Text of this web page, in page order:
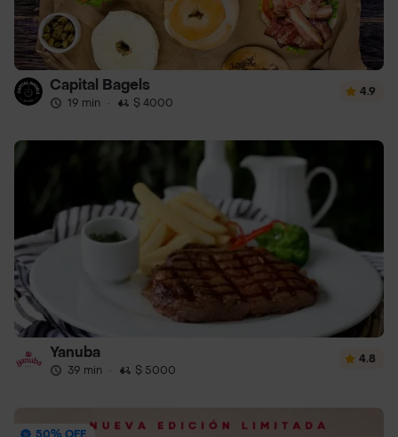
Capital Bagels
19 min · $ 4000
4.9
Yanuba
39 min · $ 5000
4.8